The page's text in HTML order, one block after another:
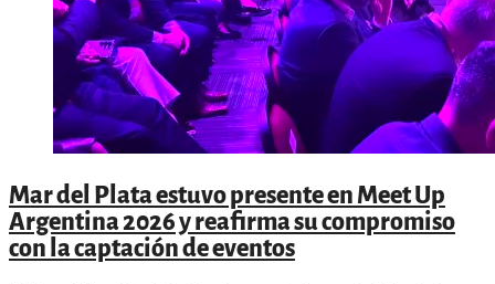
Mar del Plata estuvo presente en Meet Up
Argentina 2026 y reafirma su compromiso
con la captación de eventos